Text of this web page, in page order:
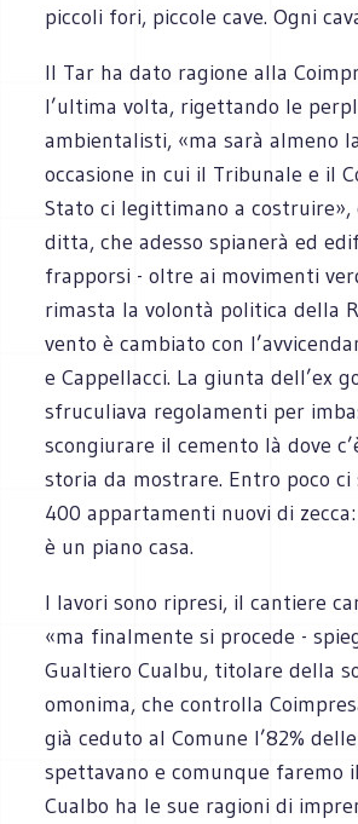
piccoli fori, piccole cave. Ogni
Il Tar ha dato ragione alla
l’ultima volta, rigettando le
ambientalisti, «ma sarà almeno
occasione in cui il Tribunale e il
Stato ci legittimano a costruire»,
ditta, che adesso spianerà ed
frapporsi - oltre ai movimenti
rimasta la volontà politica della
vento è cambiato con
e Cappellacci. La giunta dell’ex
sfruculiava regolamenti per
scongiurare il cemento là dove
storia da mostrare. Entro poco ci
400 appartamenti nuovi di
è un piano casa.
I lavori sono ripresi, il cantiere
«ma finalmente si procede -
Gualtiero Cualbu, titolare della
omonima, che controlla
già ceduto al Comune l’82%
spettavano e comunque faremo
Cualbo ha le sue ragioni di